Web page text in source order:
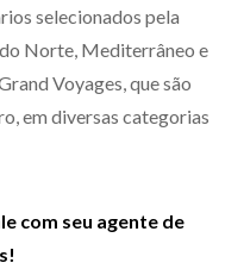
selecionados pela
Norte, Mediterrâneo e
Voyages, que são
em diversas categorias
com seu agente de